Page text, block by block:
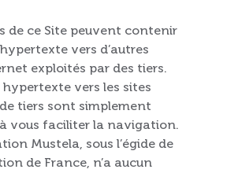
de ce Site peuvent contenir
vers d’autres
exploités par des tiers.
hypertexte vers les sites
tiers sont simplement
vous faciliter la navigation.
Mustela, sous l’égide de
de France, n’a aucun